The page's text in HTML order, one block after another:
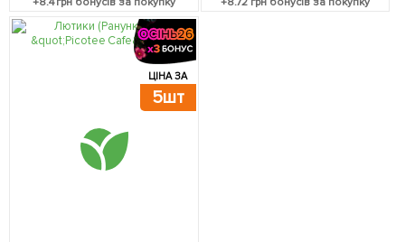
ЦІНА ЗА
5шт